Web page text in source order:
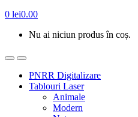
0 lei0.00
Nu ai niciun produs în coș.
PNRR Digitalizare
Tablouri Laser
Animale
Modern